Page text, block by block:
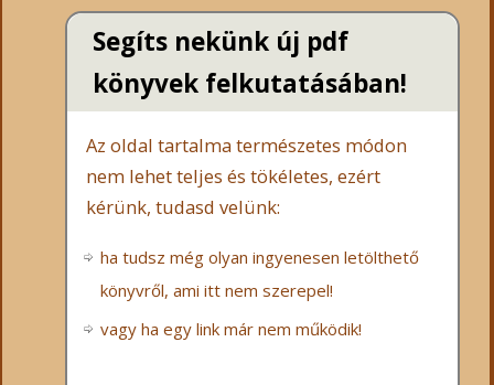
Segíts nekünk új pdf
könyvek felkutatásában!
Az oldal tartalma természetes módon
nem lehet teljes és tökéletes, ezért
kérünk, tudasd velünk:
ha tudsz még olyan ingyenesen letölthető
könyvről, ami itt nem szerepel!
vagy ha egy link már nem működik!